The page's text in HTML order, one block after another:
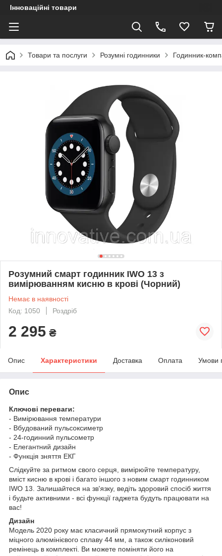
Інноваційні товари
Товари та послуги Розумні годинники Годинник-
Розумний смарт годинник IWO 13 з
вимірюванням кисню в крові (Чорний)
Немає в наявності
Код: 1050
Роздріб
2 295 ₴
Опис Характеристики Доставка Оплата Умови
Опис
Ключові переваги:
- Вимірювання температури
- Вбудований пульсоксиметр
- 24-годинний пульсометр
- Елегантний дизайн
- Функція зняття ЕКГ
Слідкуйте за ритмом свого серця, вимірюйте температуру,
вміст кисню в крові і багато іншого з новим смарт годинником
IWO 13. Залишайтеся на зв'язку, ведіть здоровий спосіб життя
і будьте активними - всі функції гаджета будуть працювати на
вас!
Дизайн
Модель 2020 року має класичний прямокутний корпус з
міцного алюмінієвого сплаву 44 мм, а також силіконовий
ремінець в комплекті. Ви можете поміняти його на